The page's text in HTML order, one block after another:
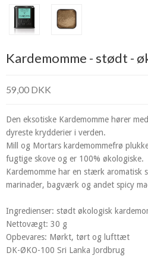
Kardemomme - stødt -
59,00 DKK
Den eksotiske Kardemomme hører
dyreste krydderier i verden.
Mill og Mortars kardemommefrø
fugtige skove og er 100% økologiske.
Kardemomme har en stærk aromatisk
marinader, bagværk og andet spicy
Ingredienser: stødt økologisk
Nettovægt: 30 g
Opbevares: Mørkt, tørt og lufttæt
DK-ØKO-100 Sri Lanka Jordbrug